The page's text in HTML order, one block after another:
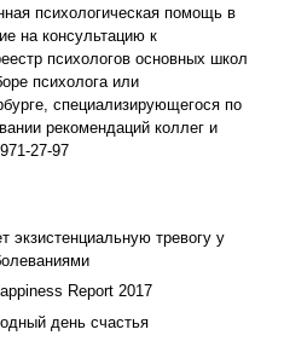
психологическая помощь в
на консультацию к
психологов основных школ
психолога или
специализирующегося по
рекомендаций коллег и
27-97
экзистенциальную тревогу у
Report 2017
день счастья